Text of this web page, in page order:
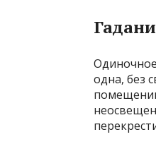
одна, без